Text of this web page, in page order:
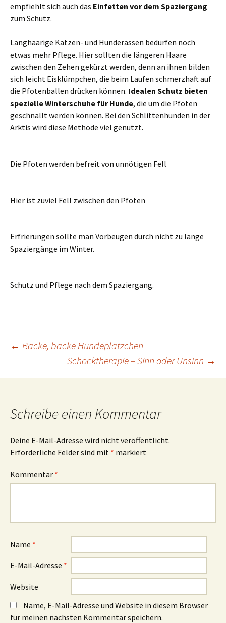
empfiehlt sich auch das Einfetten vor dem Spaziergang
zum Schutz.
Langhaarige Katzen- und Hunderassen bedürfen noch
etwas mehr Pflege. Hier sollten die längeren Haare
zwischen den Zehen gekürzt werden, denn an ihnen bilden
sich leicht Eisklümpchen, die beim Laufen schmerzhaft auf
die Pfotenballen drücken können. Idealen Schutz bieten
spezielle Winterschuhe für Hunde, die um die Pfoten
geschnallt werden können. Bei den Schlittenhunden in der
Arktis wird diese Methode viel genutzt.
Die Pfoten werden befreit von unnötigen Fell
Hier ist zuviel Fell zwischen den Pfoten
Erfrierungen sollte man Vorbeugen durch nicht zu lange
Spaziergänge im Winter.
Schutz und Pflege nach dem Spaziergang.
Beitragsnavigation
← Backe, backe Hundeplätzchen
Schocktherapie – Sinn oder Unsinn →
Schreibe einen Kommentar
Deine E-Mail-Adresse wird nicht veröffentlicht.
Erforderliche Felder sind mit * markiert
Kommentar *
Name *
E-Mail-Adresse *
Website
Name, E-Mail-Adresse und Website in diesem Browser
für meinen nächsten Kommentar speichern.